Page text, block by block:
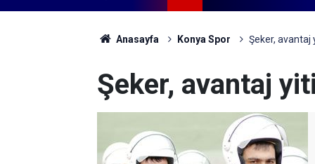
Anasayfa Konya Spor Şeker,
Şeker, avantaj